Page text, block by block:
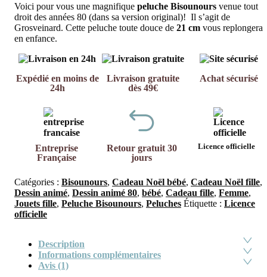
Voici pour vous une magnifique peluche Bisounours venue tout
droit des années 80 (dans sa version original)! Il s’agit de
Grosveinard. Cette peluche toute douce de 21 cm vous replongera
en enfance.
Expédié en moins de
24h
Livraison gratuite
dès 49€
Achat sécurisé
Entreprise
Française
Retour gratuit 30
jours
Licence officielle
Catégories : Bisounours, Cadeau Noël bébé, Cadeau Noël fille,
Dessin animé, Dessin animé 80, bébé, Cadeau fille, Femme,
Jouets fille, Peluche Bisounours, Peluches Étiquette : Licence
officielle
Description
Informations complémentaires
Avis (1)